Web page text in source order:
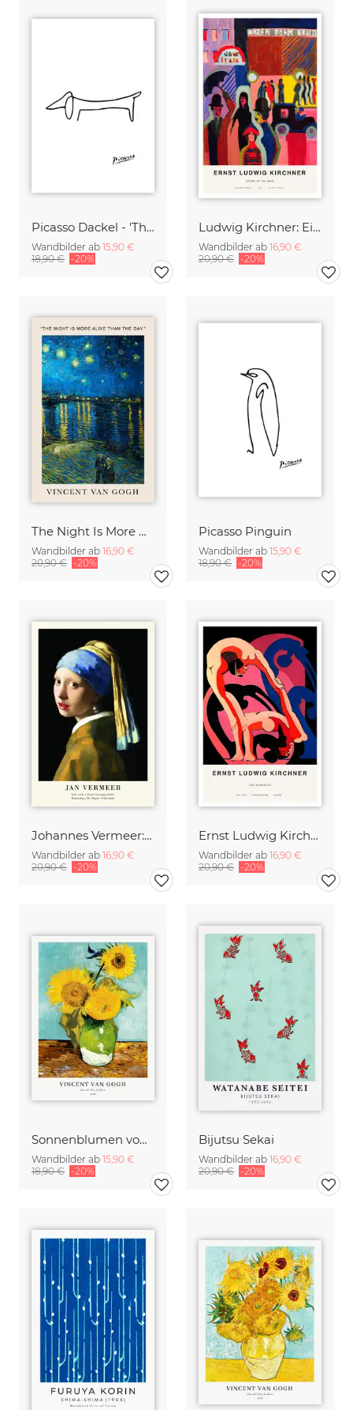
Picasso Dackel - 'The Dog'
Wandbilder ab 15,90 €
18,90 € -20%
Ludwig Kirchner: Einkaufen im Regen
Wandbilder ab 16,90 €
20,90 € -20%
The Night Is More Alive Than The Day (Van Gogh)
Wandbilder ab 16,90 €
20,90 € -20%
Picasso Pinguin
Wandbilder ab 15,90 €
18,90 € -20%
Johannes Vermeer: Mädchen mit dem Perlenohrring - Ausstellungsposter
Wandbilder ab 16,90 €
20,90 € -20%
Ernst Ludwig Kirchner: Zwei Akrobaten
Wandbilder ab 16,90 €
20,90 € -20%
Sonnenblumen von Vincent van Gogh
Wandbilder ab 15,90 €
18,90 € -20%
Bijutsu Sekai
Wandbilder ab 16,90 €
20,90 € -20%